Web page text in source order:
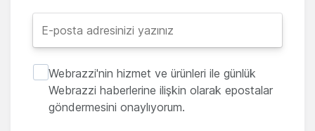
Webrazzi'nin hizmet ve ürünleri ile günlük
Webrazzi haberlerine ilişkin olarak epostalar
göndermesini onaylıyorum.